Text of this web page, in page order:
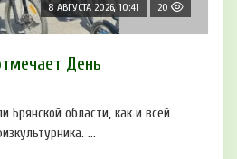
8 АВГУСТА 2026, 10:41 20
День
Брянской области, как и всей
...